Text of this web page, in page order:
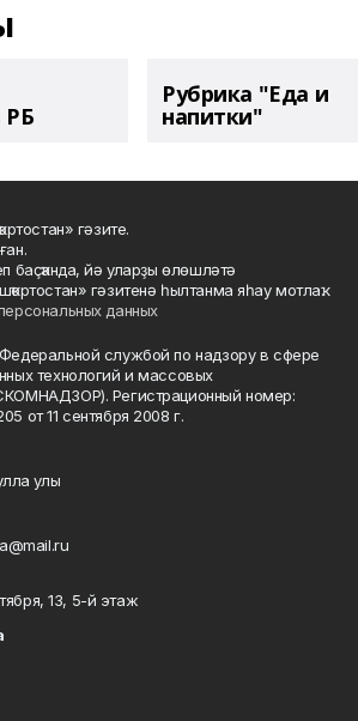
РБ
Рубрика "Еда и
напитки"
гәзите.
баҫҡанда, йә уларҙы өлөшләтә
гәзитенә һылтанма яһау мотлаҡ.
данных
службой по надзору в сфере
технологий и массовых
Регистрационный номер:
от 11 сентября 2008 г.
улы
13, 5-й этаж